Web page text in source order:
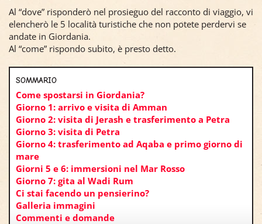
Al “dove” risponderò nel prosieguo del racconto di viaggio, vi
elencherò le 5 località turistiche che non potete perdervi se
andate in Giordania.
Al “come” rispondo subito, è presto detto.
SOMMARIO
Come spostarsi in Giordania?
Giorno 1: arrivo e visita di Amman
Giorno 2: visita di Jerash e trasferimento a Petra
Giorno 3: visita di Petra
Giorno 4: trasferimento ad Aqaba e primo giorno di
mare
Giorni 5 e 6: immersioni nel Mar Rosso
Giorno 7: gita al Wadi Rum
Ci stai facendo un pensierino?
Galleria immagini
Commenti e domande